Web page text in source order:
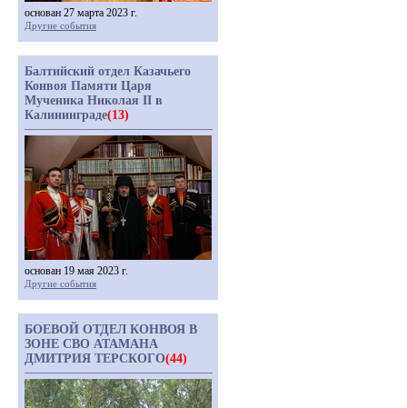
основан 27 марта 2023 г.
Другие события
Балтийский отдел Казачьего
Конвоя Памяти Царя
Мученика Николая II в
Калининграде(13)
основан 19 мая 2023 г.
Другие события
БОЕВОЙ ОТДЕЛ КОНВОЯ В
ЗОНЕ СВО АТАМАНА
ДМИТРИЯ ТЕРСКОГО(44)